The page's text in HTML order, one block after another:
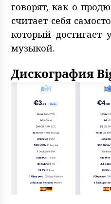
говорят, как о
считает себя
который достигает
музыкой.
Дискография